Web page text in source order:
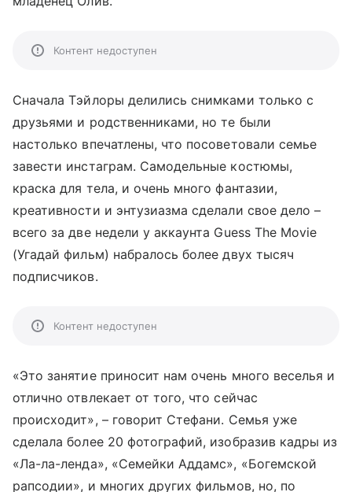
Контент недоступен
Сначала Тэйлоры делились снимками только с
друзьями и родственниками, но те были
настолько впечатлены, что посоветовали семье
завести инстаграм. Самодельные костюмы,
краска для тела, и очень много фантазии,
креативности и энтузиазма сделали свое дело –
всего за две недели у аккаунта Guess The Movie
(Угадай фильм) набралось более двух тысяч
подписчиков.
Контент недоступен
«Это занятие приносит нам очень много веселья и
отлично отвлекает от того, что сейчас
происходит», – говорит Стефани. Семья уже
сделала более 20 фотографий, изобразив кадры из
«Ла-ла-ленда», «Семейки Аддамс», «Богемской
рапсодии», и многих других фильмов, но, по